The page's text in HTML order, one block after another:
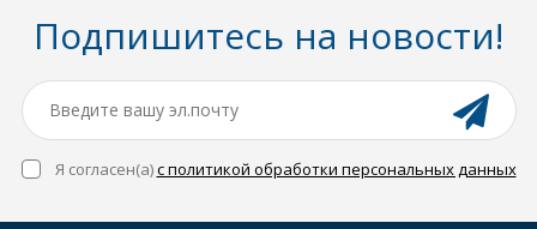
Подпишитесь на новости!
Я согласен(a)с политикой обработки персональных данных